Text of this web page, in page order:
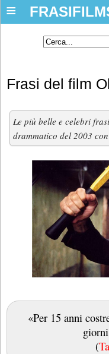
≡
Frasi del film
Le più belle e celebri
drammatico del 2003
«Per 15 anni
(